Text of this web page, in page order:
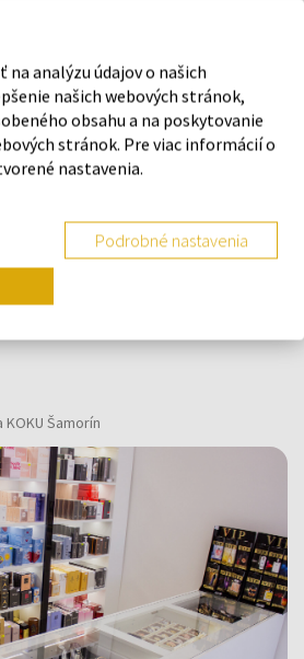
mieru presne pre
vás
Šamorín
analýzu údajov o našich
našich webových stránok,
obsahu a na poskytovanie
stránok. Pre viac informácií o
nastavenia.
Podrobné nastavenia